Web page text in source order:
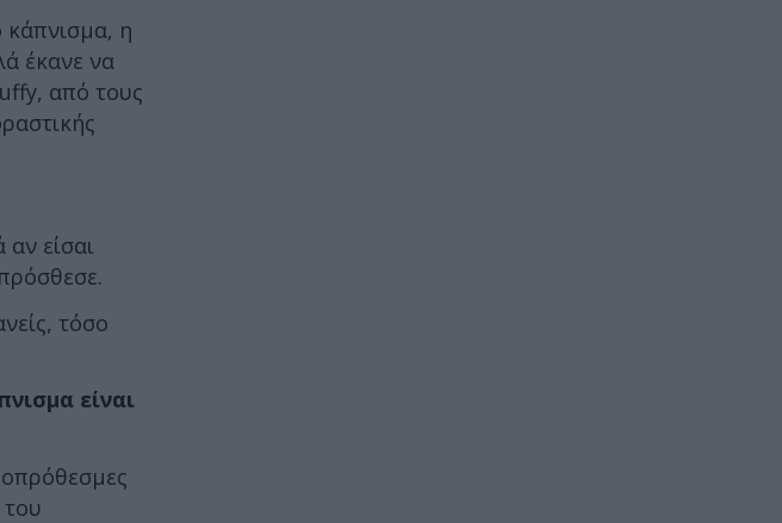
κάπνισμα, η
έκανε να
από τους
αν είσαι
τόσο
είναι
του